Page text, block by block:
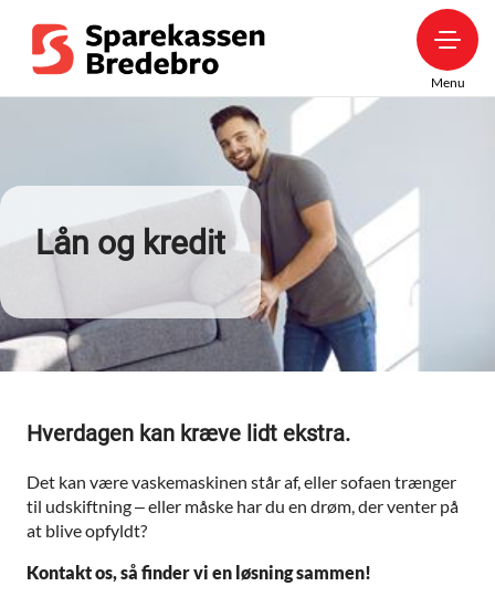
Menu
Lån og kredit
Hverdagen kan kræve lidt ekstra.
Det kan være vaskemaskinen står af, eller sofaen trænger
til udskiftning – eller måske har du en drøm, der venter på
at blive opfyldt?
Kontakt os, så finder vi en løsning sammen!